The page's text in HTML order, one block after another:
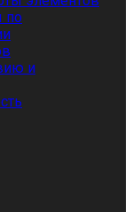
по
и